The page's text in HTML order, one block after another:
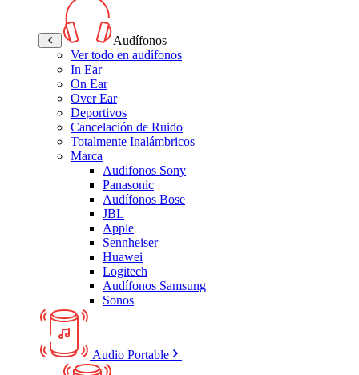
Audífonos
Ver todo en audífonos
In Ear
On Ear
Over Ear
Deportivos
Cancelación de Ruido
Totalmente Inalámbricos
Marca
Audifonos Sony
Panasonic
Audífonos Bose
JBL
Apple
Sennheiser
Huawei
Logitech
Audífonos Samsung
Sonos
Audio Portable